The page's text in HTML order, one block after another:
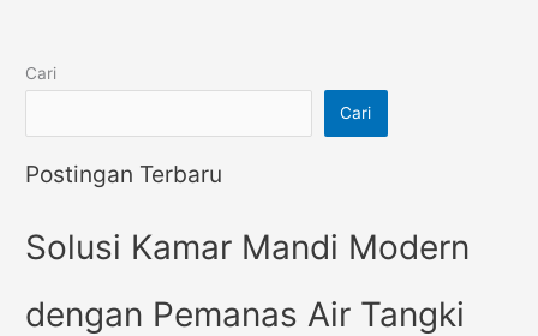
Cari
Cari
Postingan Terbaru
Solusi Kamar Mandi Modern
dengan Pemanas Air Tangki